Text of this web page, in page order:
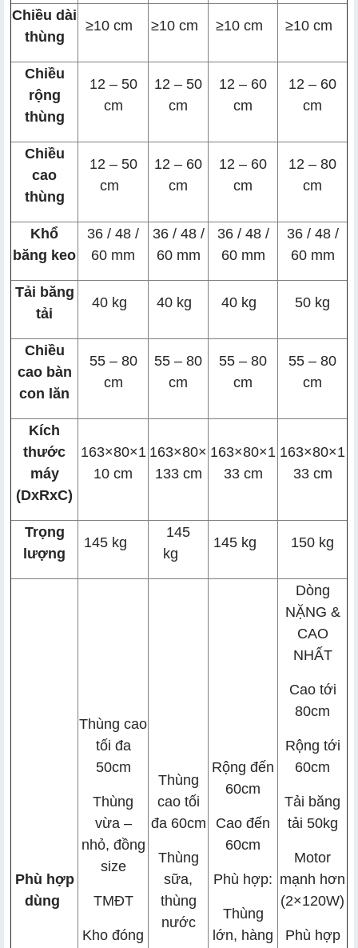
Chiều dài
thùng
≥10 cm ≥10 cm ≥10 cm ≥10 cm
Chiều
rộng
thùng
12 – 50
cm
12 – 50
cm
12 – 60
cm
12 – 60
cm
Chiều
cao
thùng
12 – 50
cm
12 – 60
cm
12 – 60
cm
12 – 80
cm
Khổ
băng keo
36 / 48 /
60 mm
36 / 48 /
60 mm
36 / 48 /
60 mm
36 / 48 /
60 mm
Tải băng
tải
40 kg 40 kg 40 kg 50 kg
Chiều
cao bàn
con lăn
55 – 80
cm
55 – 80
cm
55 – 80
cm
55 – 80
cm
Kích
thước
máy
(DxRxC)
163×80×1
10 cm
163×80×
133 cm
163×80×1
33 cm
163×80×1
33 cm
Trọng
lượng
145 kg
145
kg
145 kg 150 kg
Phù hợp
dùng
Thùng cao
tối đa
50cm
Thùng
vừa –
nhỏ, đồng
size
TMĐT
Kho đóng
Thùng
cao tối
đa 60cm
Thùng
sữa,
thùng
nước
Rộng đến
60cm
Cao đến
60cm
Phù hợp:
Thùng
lớn, hàng
Dòng
NẶNG &
CAO
NHẤT
Cao tới
80cm
Rộng tới
60cm
Tải băng
tải 50kg
Motor
mạnh hơn
(2×120W)
Phù hợp